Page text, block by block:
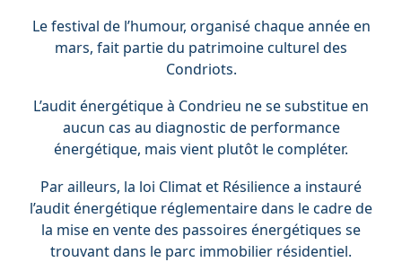
Le festival de l’humour, organisé chaque année en
mars, fait partie du patrimoine culturel des
Condriots.
L’audit énergétique à Condrieu ne se substitue en
aucun cas au diagnostic de performance
énergétique, mais vient plutôt le compléter.
Par ailleurs, la loi Climat et Résilience a instauré
l’audit énergétique réglementaire dans le cadre de
la mise en vente des passoires énergétiques se
trouvant dans le parc immobilier résidentiel.